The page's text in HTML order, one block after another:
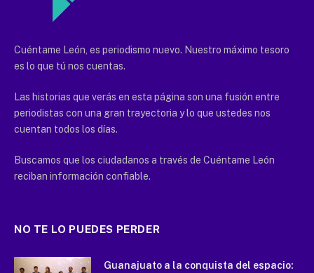
Cuéntame León, es periodismo nuevo. Nuestro máximo tesoro
es lo que tú nos cuentas.
Las historias que verás en esta página son una fusión entre
periodistas con una gran trayectoria y lo que ustedes nos
cuentan todos los días.
Buscamos que los ciudadanos a través de Cuéntame León
reciban información confiable.
NO TE LO PUEDES PERDER
Guanajuato a la conquista del espacio: